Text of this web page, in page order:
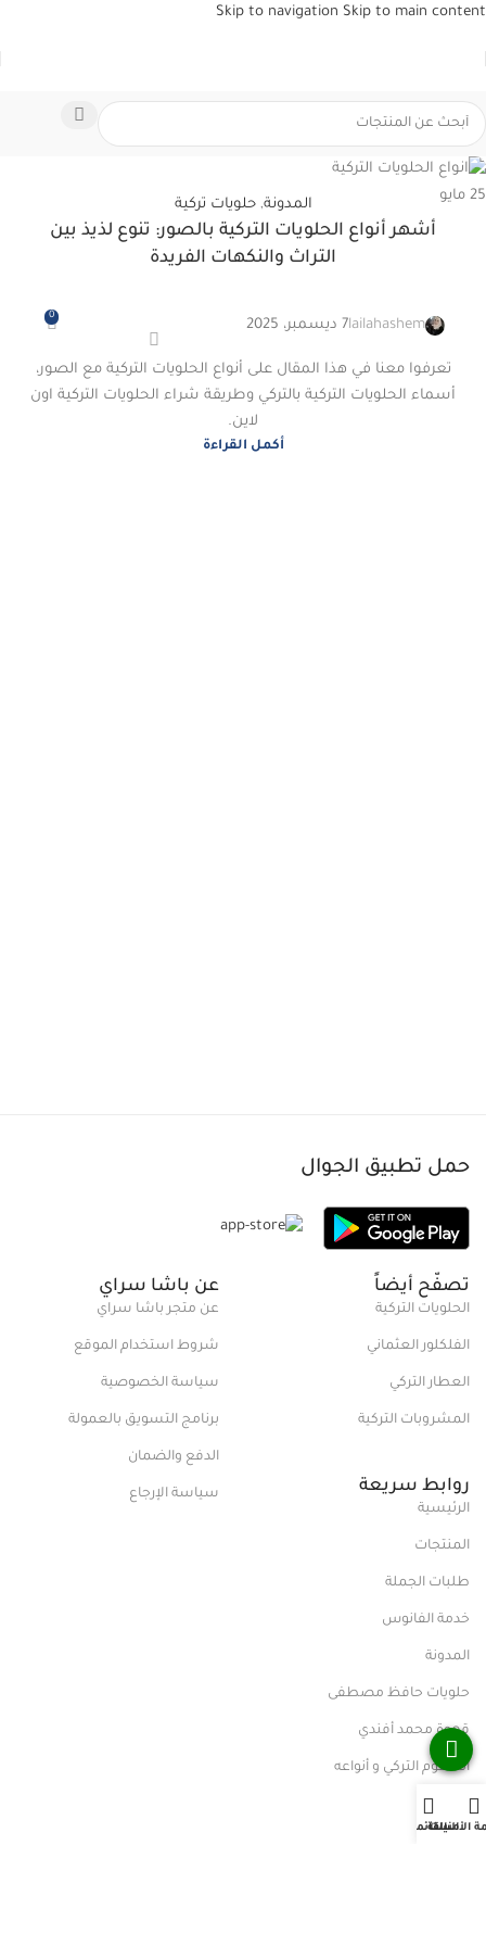
Skip to navigation Skip to main content
25 مايو المدونة,حلويات تركية
أشهر أنواع الحلويات التركية بالصور: تنوع لذيذ بين
التراث والنكهات الفريدة
lailahashem7 ديسمبر، 2025
0
تعرفوا معنا في هذا المقال على أنواع الحلويات التركية مع الصور،
أسماء الحلويات التركية بالتركي وطريقة شراء الحلويات التركية اون
لاين.
أكمل القراءة
حمل تطبيق الجوال
عن باشا سراي
عن متجر باشا سراي
شروط استخدام الموقع
سياسة الخصوصية
برنامج التسويق بالعمولة
الدفع والضمان
سياسة الإرجاع
تصفّح أيضاً
الحلويات التركية
الفلكلور العثماني
العطار التركي
المشروبات التركية
روابط سريعة
الرئيسية
المنتجات
طلبات الجملة
خدمة الفانوس
المدونة
حلويات حافظ مصطفى
قهوة محمد أفندي
الحلقوم التركي و أنواعه
الأمنيات
السلة
القائمة